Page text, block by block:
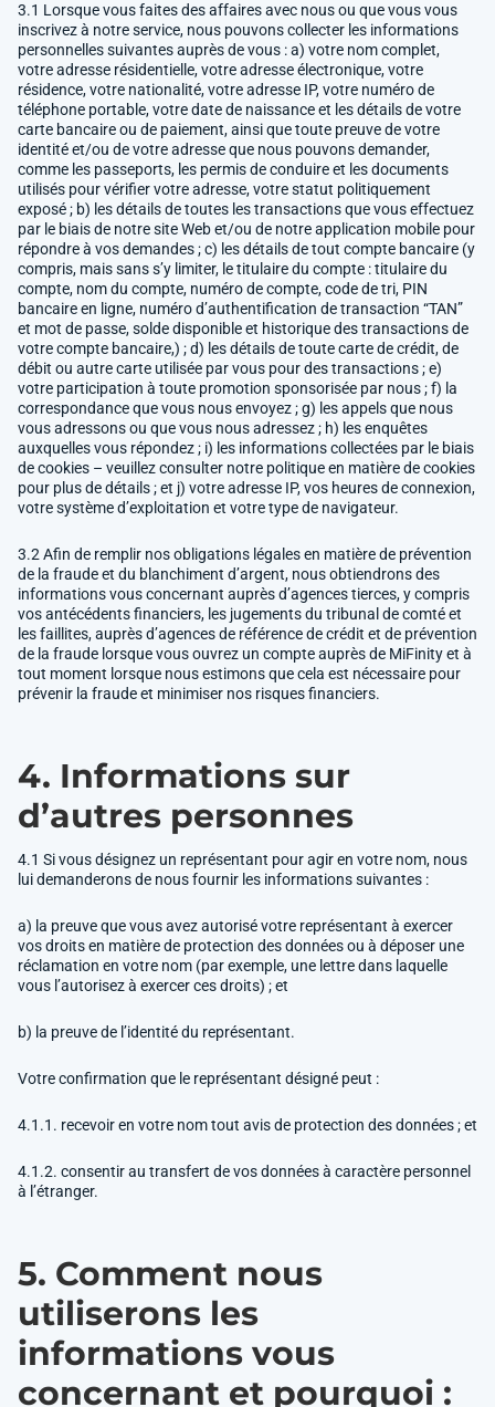
3.1 Lorsque vous faites des affaires avec nous ou que vous vous
inscrivez à notre service, nous pouvons collecter les informations
personnelles suivantes auprès de vous : a) votre nom complet,
votre adresse résidentielle, votre adresse électronique, votre
résidence, votre nationalité, votre adresse IP, votre numéro de
téléphone portable, votre date de naissance et les détails de votre
carte bancaire ou de paiement, ainsi que toute preuve de votre
identité et/ou de votre adresse que nous pouvons demander,
comme les passeports, les permis de conduire et les documents
utilisés pour vérifier votre adresse, votre statut politiquement
exposé ; b) les détails de toutes les transactions que vous effectuez
par le biais de notre site Web et/ou de notre application mobile pour
répondre à vos demandes ; c) les détails de tout compte bancaire (y
compris, mais sans s’y limiter, le titulaire du compte : titulaire du
compte, nom du compte, numéro de compte, code de tri, PIN
bancaire en ligne, numéro d’authentification de transaction “TAN”
et mot de passe, solde disponible et historique des transactions de
votre compte bancaire,) ; d) les détails de toute carte de crédit, de
débit ou autre carte utilisée par vous pour des transactions ; e)
votre participation à toute promotion sponsorisée par nous ; f) la
correspondance que vous nous envoyez ; g) les appels que nous
vous adressons ou que vous nous adressez ; h) les enquêtes
auxquelles vous répondez ; i) les informations collectées par le biais
de cookies – veuillez consulter notre politique en matière de cookies
pour plus de détails ; et j) votre adresse IP, vos heures de connexion,
votre système d’exploitation et votre type de navigateur.
3.2 Afin de remplir nos obligations légales en matière de prévention
de la fraude et du blanchiment d’argent, nous obtiendrons des
informations vous concernant auprès d’agences tierces, y compris
vos antécédents financiers, les jugements du tribunal de comté et
les faillites, auprès d’agences de référence de crédit et de prévention
de la fraude lorsque vous ouvrez un compte auprès de MiFinity et à
tout moment lorsque nous estimons que cela est nécessaire pour
prévenir la fraude et minimiser nos risques financiers.
4. Informations sur
d’autres personnes
4.1 Si vous désignez un représentant pour agir en votre nom, nous
lui demanderons de nous fournir les informations suivantes :
a) la preuve que vous avez autorisé votre représentant à exercer
vos droits en matière de protection des données ou à déposer une
réclamation en votre nom (par exemple, une lettre dans laquelle
vous l’autorisez à exercer ces droits) ; et
b) la preuve de l’identité du représentant.
Votre confirmation que le représentant désigné peut :
4.1.1. recevoir en votre nom tout avis de protection des données ; et
4.1.2. consentir au transfert de vos données à caractère personnel
à l’étranger.
5. Comment nous
utiliserons les
informations vous
concernant et pourquoi :